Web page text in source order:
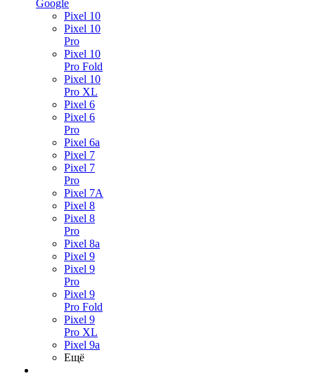
Google
Pixel 10
Pixel 10
Pro
Pixel 10
Pro Fold
Pixel 10
Pro XL
Pixel 6
Pixel 6
Pro
Pixel 6a
Pixel 7
Pixel 7
Pro
Pixel 7A
Pixel 8
Pixel 8
Pro
Pixel 8a
Pixel 9
Pixel 9
Pro
Pixel 9
Pro Fold
Pixel 9
Pro XL
Pixel 9a
Ещё